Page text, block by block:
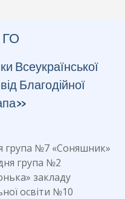
ГО
Всеукраїнської
Благодійної
група №7 «Соняшник»
група №2
закладу
освіти №10